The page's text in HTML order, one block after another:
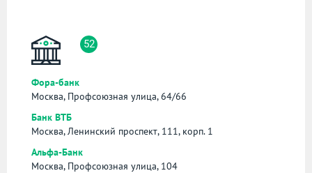
52
Фора-банк
Москва, Профсоюзная улица, 64/66
Банк ВТБ
Москва, Ленинский проспект, 111, корп. 1
Альфа-Банк
Москва, Профсоюзная улица, 104